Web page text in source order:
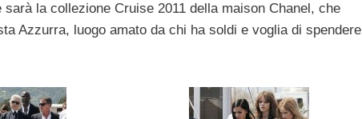
la collezione Cruise 2011 della maison Chanel, che
Azzurra, luogo amato da chi ha soldi e voglia di spendere